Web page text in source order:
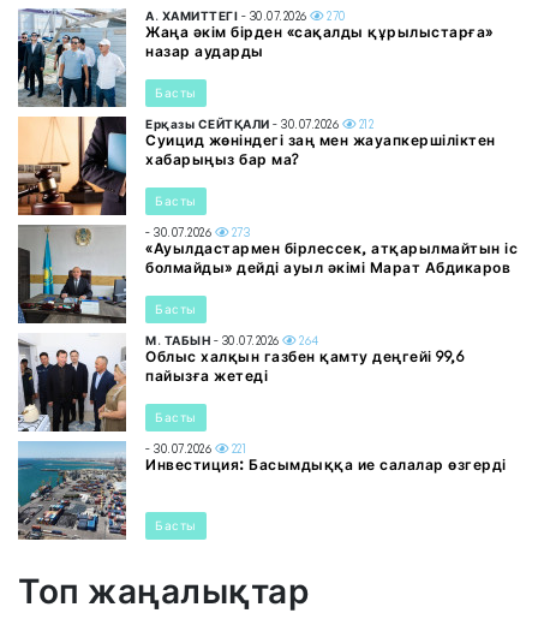
А. ХАМИТТЕГІ - 30.07.2026 270
Жаңа әкім бірден «сақалды құрылыстарға»
назар аударды
Басты
Ерқазы СЕЙТҚАЛИ - 30.07.2026 212
Суицид жөніндегі заң мен жауапкершіліктен
хабарыңыз бар ма?
Басты
- 30.07.2026 273
«Ауылдастармен бірлессек, атқарылмайтын іс
болмайды» дейді ауыл әкімі Марат Абдикаров
Басты
М. ТАБЫН - 30.07.2026 264
Облыс халқын газбен қамту деңгейі 99,6
пайызға жетеді
Басты
- 30.07.2026 221
Инвестиция: Басымдыққа ие салалар өзгерді
Басты
Топ жаңалықтар